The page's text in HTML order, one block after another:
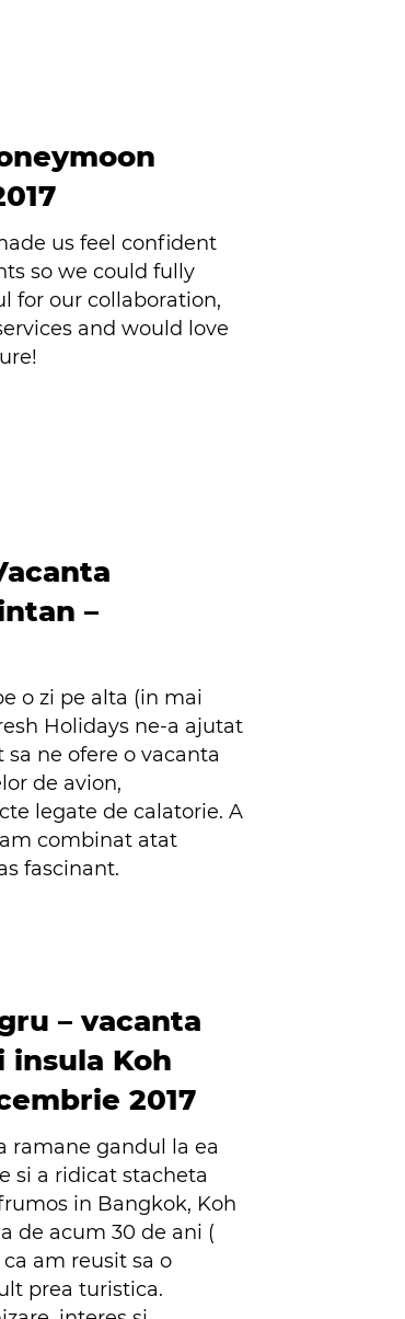
us feel confident
so we could fully
for our collaboration,
and would love
–
o zi pe alta (in mai
Holidays ne-a ajutat
ne ofere o vacanta
de avion,
legate de calatorie. A
combinat atat
fascinant.
– vacanta
insula Koh
2017
ramane gandul la ea
si a ridicat stacheta
in Bangkok, Koh
de acum 30 de ani (
am reusit sa o
prea turistica.